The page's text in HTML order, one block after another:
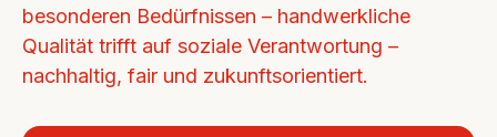
besonderen Bedürfnissen – handwerkliche
Qualität trifft auf soziale Verantwortung –
nachhaltig, fair und zukunftsorientiert.